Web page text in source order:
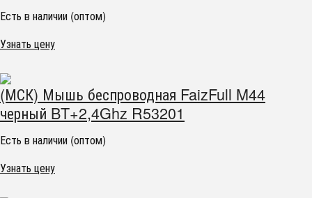
Есть в наличии (оптом)
Узнать цену
(МСК) Мышь беспроводная FaizFull M44
черный BT+2,4Ghz R53201
Есть в наличии (оптом)
Узнать цену